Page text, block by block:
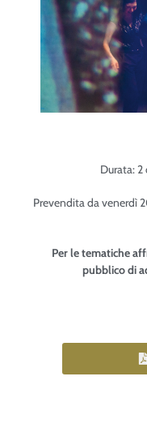
Durata: 2
Prevendita da venerdì
Per le tematiche
pubblico di